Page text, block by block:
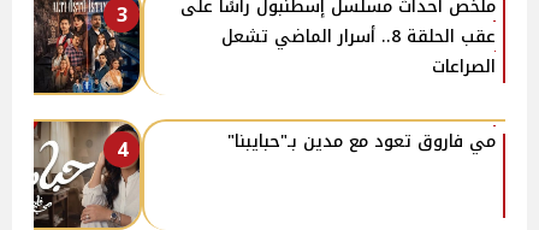
3
ملخص أحداث مسلسل إسطنبول رأسًا على
عقب الحلقة 8.. أسرار الماضي تشعل
الصراعات
4 مي فاروق تعود مع مدين بـ"حبايبنا"